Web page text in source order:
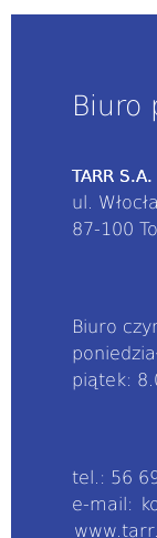
Biuro
TARR S.A.
ul.
87-100
Biuro
piątek:
tel.: 56
e-mail: